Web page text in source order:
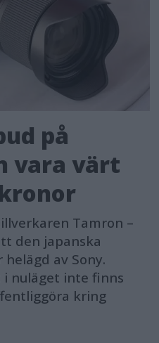
på
vara värt
Tamron –
den japanska
av Sony.
nuläget inte finns
kring